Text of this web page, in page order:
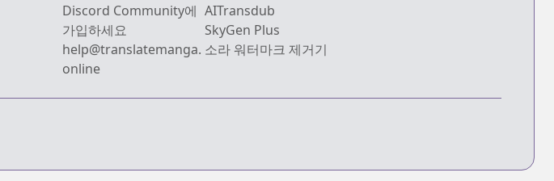
Discord Community에
가입하세요
help@translatemanga.
online
AITransdub
SkyGen Plus
소라 워터마크 제거기